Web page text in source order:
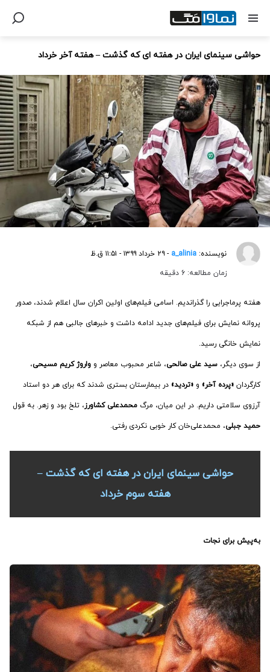
حواشی سینمای ایران در هفته ای که گذشت – هفته آخر خرداد
نویسنده: a_alinia - ۲۹ خرداد ۱۳۹۹ - ۱۱:۵۱ ق.ظ
زمان مطالعه: 6 دقیقه
هفته پرماجرایی را گذراندیم. اسامی فیلم‌های اولین اکران سال اعلام شدند، صدور
پروانه نمایش برای فیلم‌های جدید ادامه داشت و خبرهای جالبی هم از شبکه
نمایش خانگی رسید.
از سوی دیگر، سید علی صالحی، شاعر محبوب معاصر و واروژ کریم مسیحی،
کارگردان «پرده آخر» و «تردید» در بیمارستان بستری شدند که برای هر دو استاد
آرزوی سلامتی داریم. در این میان، مرگ محمدعلی کشاورز، تلخ بود و زهر. به قول
حمید جبلی، محمدعلی‌خان کار خوبی نکردی رفتی.
حواشی سینمای ایران در هفته ای که گذشت –
هفته سوم خرداد
به‌پیش برای نجات